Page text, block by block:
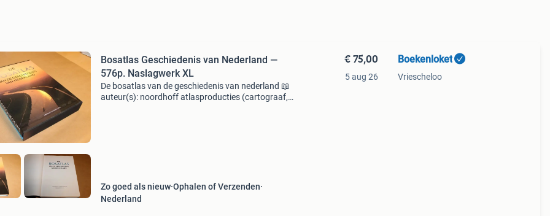
Bosatlas Geschiedenis van Nederland —
576p. Naslagwerk XL
De bosatlas van de geschiedenis van nederland 📖
auteur(s): noordhoff atlasproducties (cartograaf,
Zo goed als nieuw Ophalen of Verzenden
Nederland
€ 75,00
5 aug 26
Boekenloket
Vriescheloo